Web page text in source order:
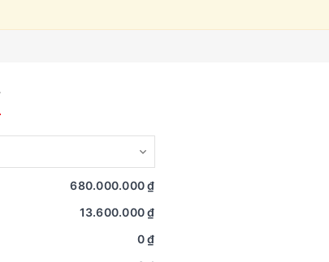
680.000.000 ₫
13.600.000 ₫
0 ₫